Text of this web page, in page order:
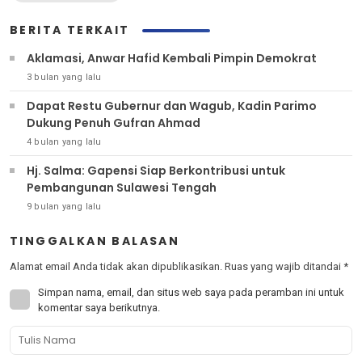
BERITA TERKAIT
Aklamasi, Anwar Hafid Kembali Pimpin Demokrat
3 bulan yang lalu
Dapat Restu Gubernur dan Wagub, Kadin Parimo
Dukung Penuh Gufran Ahmad
4 bulan yang lalu
Hj. Salma: Gapensi Siap Berkontribusi untuk
Pembangunan Sulawesi Tengah
9 bulan yang lalu
TINGGALKAN BALASAN
Alamat email Anda tidak akan dipublikasikan. Ruas yang wajib ditandai *
Simpan nama, email, dan situs web saya pada peramban ini untuk
komentar saya berikutnya.